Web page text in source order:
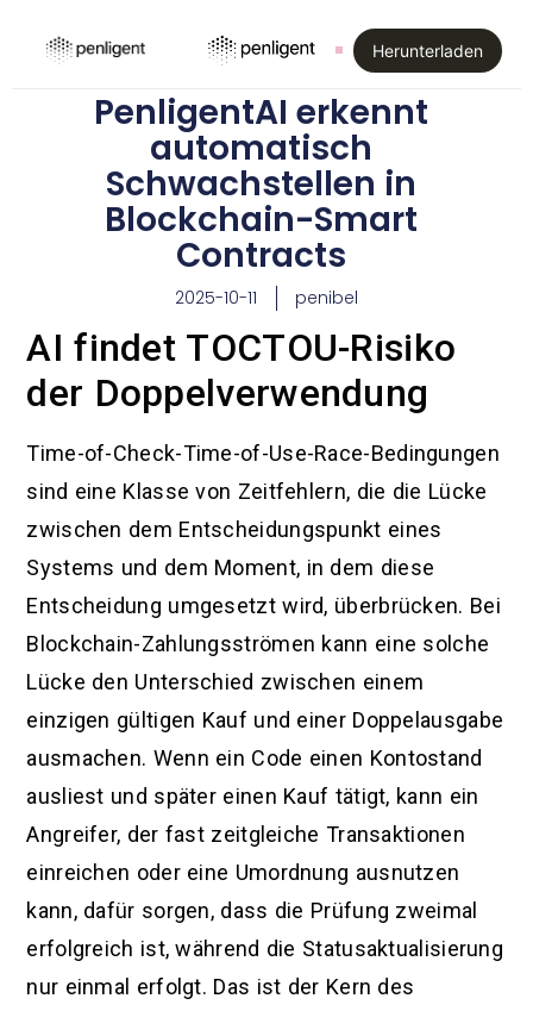
Herunterladen
PenligentAI erkennt
automatisch
Schwachstellen in
Blockchain-Smart
Contracts
2025-10-11 penibel
AI findet TOCTOU-Risiko
der Doppelverwendung
Time-of-Check-Time-of-Use-Race-Bedingungen
sind eine Klasse von Zeitfehlern, die die Lücke
zwischen dem Entscheidungspunkt eines
Systems und dem Moment, in dem diese
Entscheidung umgesetzt wird, überbrücken. Bei
Blockchain-Zahlungsströmen kann eine solche
Lücke den Unterschied zwischen einem
einzigen gültigen Kauf und einer Doppelausgabe
ausmachen. Wenn ein Code einen Kontostand
ausliest und später einen Kauf tätigt, kann ein
Angreifer, der fast zeitgleiche Transaktionen
einreichen oder eine Umordnung ausnutzen
kann, dafür sorgen, dass die Prüfung zweimal
erfolgreich ist, während die Statusaktualisierung
nur einmal erfolgt. Das ist der Kern des